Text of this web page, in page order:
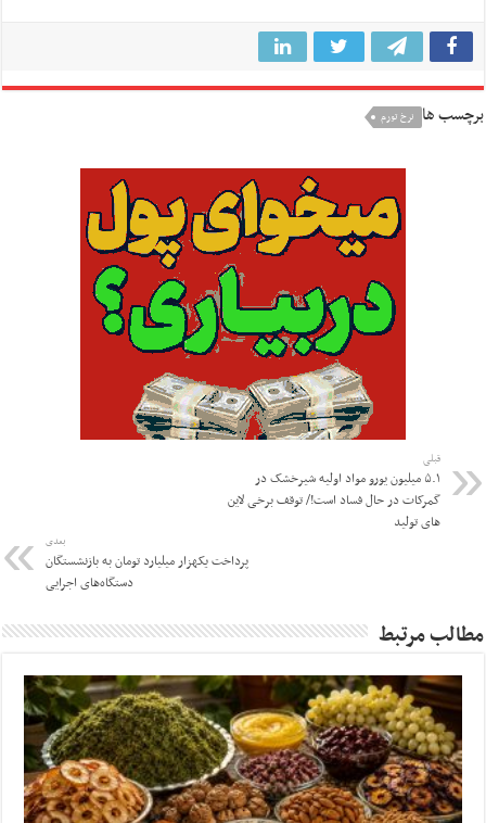
برچسب ها نرخ تورم
قبلی
١.۵ میلیون یورو مواد اولیه شیرخشک در
گمرکات در حال فساد است!/ توقف برخی لاین
های تولید
بعدی
پرداخت یکهزار میلیارد تومان به بازنشستگان
دستگاه‌های اجرایی
مطالب مرتبط